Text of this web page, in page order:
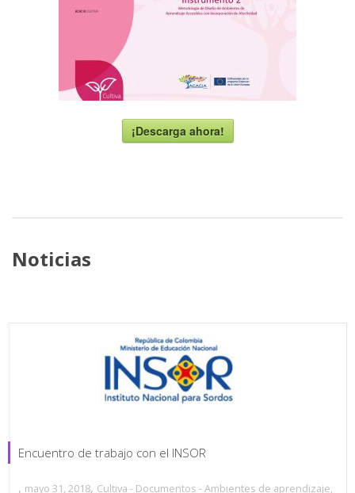
¡Descarga ahora!
Noticias
Encuentro de trabajo con el INSOR
, mayo 31, 2018, Cultiva - Documentos - Ambientes de aprendizaje,